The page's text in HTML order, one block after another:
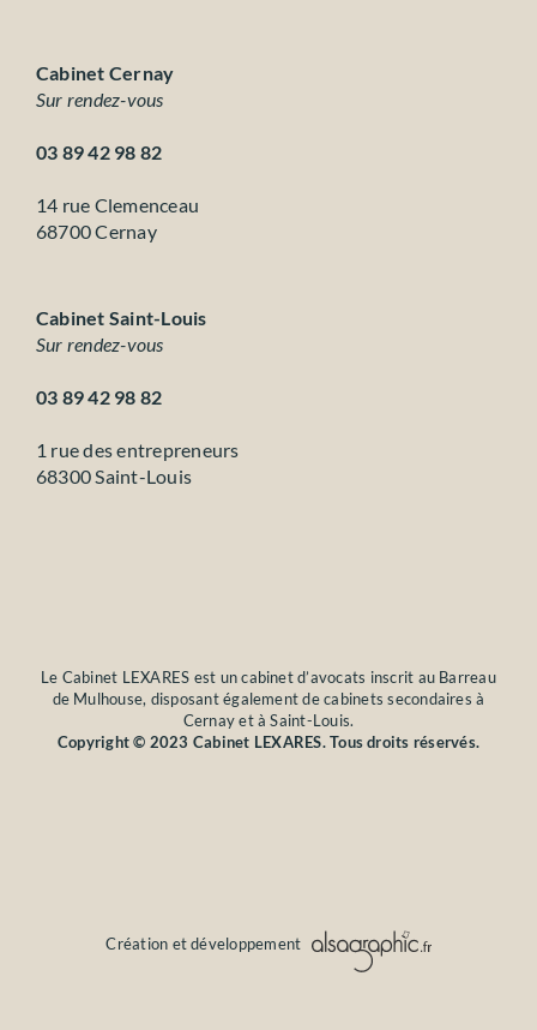
Cabinet Cernay
Sur rendez-vous
03 89 42 98 82
14 rue Clemenceau
68700 Cernay
Cabinet Saint-Louis
Sur rendez-vous
03 89 42 98 82
1 rue des entrepreneurs
68300 Saint-Louis
Le Cabinet LEXARES est un cabinet d’avocats inscrit au Barreau
de Mulhouse, disposant également de cabinets secondaires à
Cernay et à Saint-Louis.
Copyright © 2023 Cabinet LEXARES. Tous droits réservés.
Création et développement